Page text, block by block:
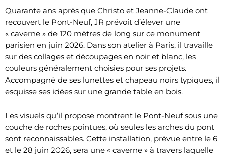
Quarante ans après que Christo et Jeanne-Claude ont
recouvert le Pont-Neuf, JR prévoit d’élever une
« caverne » de 120 mètres de long sur ce monument
parisien en juin 2026. Dans son atelier à Paris, il travaille
sur des collages et découpages en noir et blanc, les
couleurs généralement choisies pour ses projets.
Accompagné de ses lunettes et chapeau noirs typiques, il
esquisse ses idées sur une grande table en bois.
Les visuels qu’il propose montrent le Pont-Neuf sous une
couche de roches pointues, où seules les arches du pont
sont reconnaissables. Cette installation, prévue entre le 6
et le 28 juin 2026, sera une « caverne » à travers laquelle